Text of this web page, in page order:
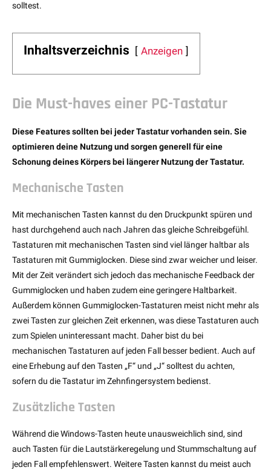
solltest.
Inhaltsverzeichnis Anzeigen
Die Must-haves einer PC-Tastatur
Diese Features sollten bei jeder Tastatur vorhanden sein. Sie
optimieren deine Nutzung und sorgen generell für eine
Schonung deines Körpers bei längerer Nutzung der Tastatur.
Mechanische Tasten
Mit mechanischen Tasten kannst du den Druckpunkt spüren und
hast durchgehend auch nach Jahren das gleiche Schreibgefühl.
Tastaturen mit mechanischen Tasten sind viel länger haltbar als
Tastaturen mit Gummiglocken. Diese sind zwar weicher und leiser.
Mit der Zeit verändert sich jedoch das mechanische Feedback der
Gummiglocken und haben zudem eine geringere Haltbarkeit.
Außerdem können Gummiglocken-Tastaturen meist nicht mehr als
zwei Tasten zur gleichen Zeit erkennen, was diese Tastaturen auch
zum Spielen uninteressant macht. Daher bist du bei
mechanischen Tastaturen auf jeden Fall besser bedient. Auch auf
eine Erhebung auf den Tasten „F“ und „J“ solltest du achten,
sofern du die Tastatur im Zehnfingersystem bedienst.
Zusätzliche Tasten
Während die Windows-Tasten heute unausweichlich sind, sind
auch Tasten für die Lautstärkeregelung und Stummschaltung auf
jeden Fall empfehlenswert. Weitere Tasten kannst du meist auch